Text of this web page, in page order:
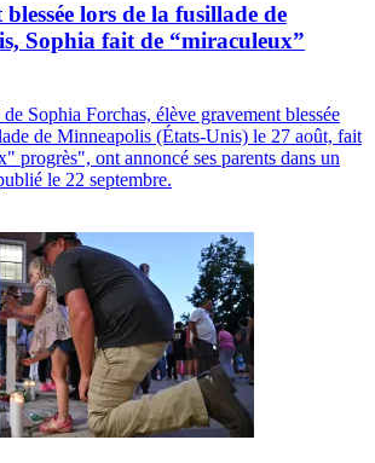
lors de la fusillade de
Sophia fait de “miraculeux”
Sophia Forchas, élève gravement blessée
de Minneapolis (États-Unis) le 27 août, fait
progrès", ont annoncé ses parents dans un
le 22 septembre.